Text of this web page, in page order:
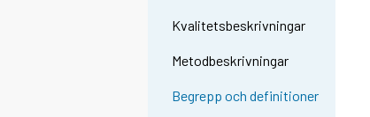
Kvalitetsbeskrivningar
Metodbeskrivningar
Begrepp och definitioner